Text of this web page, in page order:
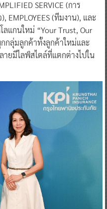
SERVICE (การ
EMPLOYEES (ทีมงาน), และ
ลแกนใหม่ “Your Trust, Our
กกลุ่มลูกค้าทั้งลูกค้าใหม่และ
ยมีไลฟ์สไตล์ที่แตกต่างไปใน